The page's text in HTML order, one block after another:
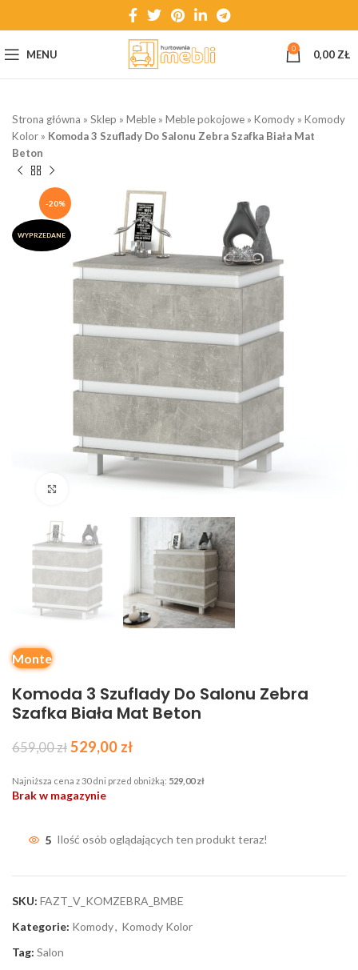
MENU 0 0,00 ZŁ
Strona główna » Sklep » Meble » Meble pokojowe » Komody » Komody
Kolor » Komoda 3 Szuflady Do Salonu Zebra Szafka Biała Mat
Beton
-20%
WYPRZEDANE
Kliknij, aby powiększyć
Monte
Komoda 3 Szuflady Do Salonu Zebra
Szafka Biała Mat Beton
659,00zł 529,00 zł
Najniższa cena z 30 dni przed obniżką: 529,00zł
Brak w magazynie
5 Ilość osób oglądających ten produkt teraz!
SKU: FAZT_V_KOMZEBRA_BMBE
Kategorie: Komody, Komody Kolor
Tag: Salon